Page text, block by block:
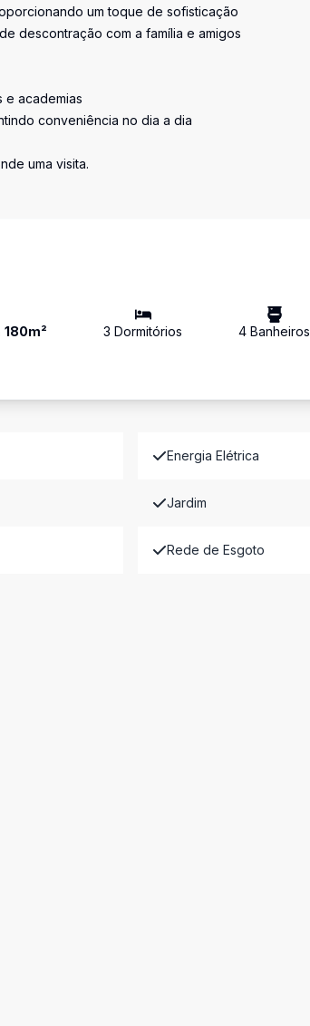
um toque de sofisticação
descontração com a família e amigos
e academias
conveniência no dia a dia
uma visita.
180m² 3 Dormitórios 4 Banheiros
Energia Elétrica
Jardim
Rede de Esgoto